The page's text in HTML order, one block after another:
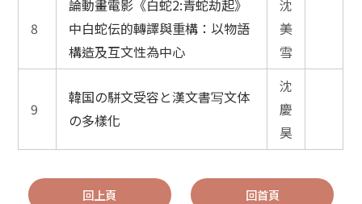
8
論動畫電影《白蛇2:青蛇劫起》
中白蛇伝的轉譯與重構：以物語
構造及互文性為中心
沈
美
雪
9
韓国の駢文受容と漢文書写文体
の多樣化
沈
慶
昊
回上頁 回首頁